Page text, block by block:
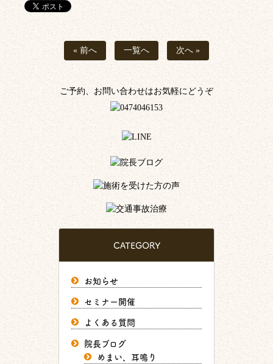
« 前へ 一覧へ 次へ »
ご予約、お問い合わせはお気軽にどうぞ
CATEGORY
お知らせ
セミナー開催
よくある質問
院長ブログ
めまい、耳鳴り